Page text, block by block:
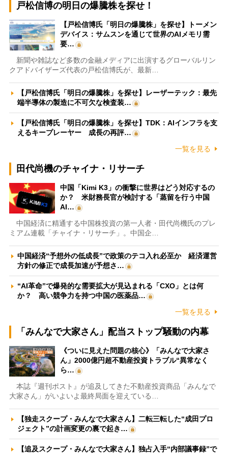
戸松信博の明日の爆騰株を探せ！
【戸松信博氏「明日の爆騰株」を探せ】トーメン
デバイス：サムスンを通じて世界のAIメモリ需
要…
新聞や雑誌など多数の金融メディアに出演するグローバルリン
クアドバイザーズ代表の戸松信博氏が、最新…
【戸松信博氏「明日の爆騰株」を探せ】レーザーテック：最先
端半導体の製造に不可欠な検査装…
【戸松信博氏「明日の爆騰株」を探せ】TDK：AIインフラを支
えるキープレーヤー 成長の再評…
一覧を見る
田代尚機のチャイナ・リサーチ
中国「Kimi K3」の衝撃に世界はどう対応するの
か？ 米財務長官が検討する「蒸留を行う中国
AI…
中国経済に精通する中国株投資の第一人者・田代尚機氏のプレ
ミアム連載「チャイナ・リサーチ」。中国企…
中国経済“予想外の低成長”で政策のテコ入れ必至か 経済運営
方針の修正で成長加速が予想さ…
“AI革命”で爆発的な需要拡大が見込まれる「CXO」とは何
か？ 高い競争力を持つ中国の医薬品…
一覧を見る
「みんなで大家さん」配当ストップ騒動の内幕
《ついに見えた問題の核心》「みんなで大家さ
ん」2000億円超不動産投資トラブル“異常なく
ら…
本誌『週刊ポスト』が追及してきた不動産投資商品「みんなで
大家さん」がいよいよ最終局面を迎えている…
【独走スクープ・みんなで大家さん】二転三転した“成田プロ
ジェクト”の計画変更の裏で起き…
【追及スクープ・みんなで大家さん】独占入手“内部議事録”で